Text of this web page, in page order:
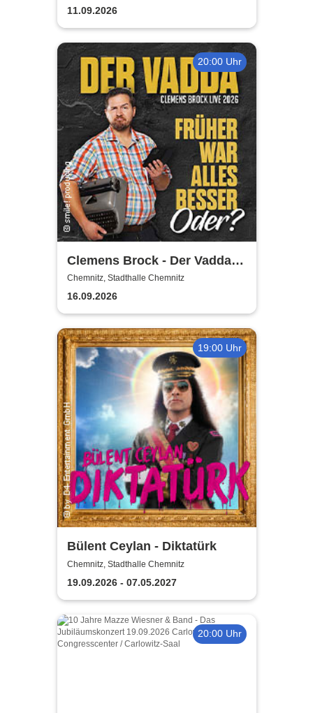
11.09.2026
20:00 Uhr
Clemens Brock - Der Vadda -
Früher war alles besser,
oder?
Chemnitz, Stadthalle Chemnitz
16.09.2026
19:00 Uhr
Bülent Ceylan - Diktatürk
Chemnitz, Stadthalle Chemnitz
19.09.2026 - 07.05.2027
20:00 Uhr